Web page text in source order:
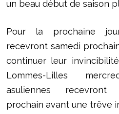
un beau début de saison
Pour la prochaine
recevront samedi
continuer leur
Lommes-Lilles
asuliennes recevront
prochain avant une trêve